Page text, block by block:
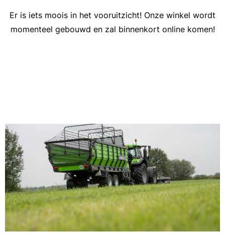
Er is iets moois in het vooruitzicht! Onze winkel wordt
momenteel gebouwd en zal binnenkort online komen!